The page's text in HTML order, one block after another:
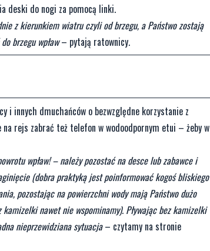
deski do nogi za pomocą linki.
z kierunkiem wiatru czyli od brzegu, a Państwo zostają
brzegu wpław– pytają ratownicy.
i innych dmuchańców o bezwzględne korzystanie z
rejs zabrać też telefon w wodoodpornym etui – żeby w
wpław! – należy pozostać na desce lub zabawce i
(dobra praktyką jest poinformować kogoś bliskiego
pozostając na powierzchni wody mają Państwo dużo
nawet nie wspominamy). Pływając bez kamizelki
nieprzewidziana sytuacja– czytamy na stronie